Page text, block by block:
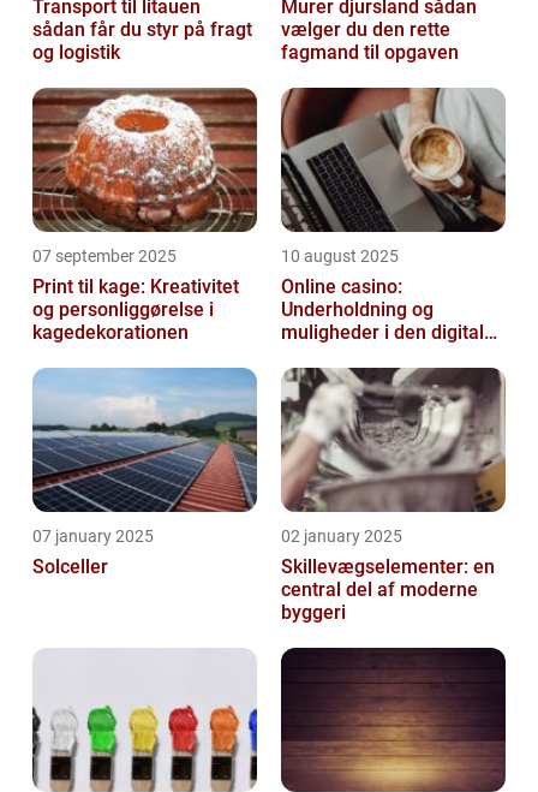
Transport til litauen
sådan får du styr på fragt
og logistik
Murer djursland sådan
vælger du den rette
fagmand til opgaven
07 september 2025
Print til kage: Kreativitet
og personliggørelse i
kagedekorationen
10 august 2025
Online casino:
Underholdning og
muligheder i den digitale
07 january 2025
Solceller
02 january 2025
Skillevægselementer: en
central del af moderne
byggeri